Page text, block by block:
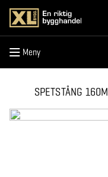
Meny
Meny
SPETSTÅNG